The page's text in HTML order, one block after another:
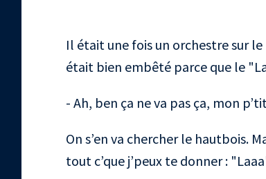
Il était une fois un orchestre sur
était bien embêté parce que le
- Ah, ben ça ne va pas ça, mon
On s’en va chercher le hautbois.
tout c’que j’peux te donner :